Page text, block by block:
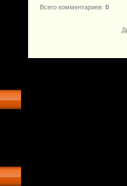
Всего комментариев: 0